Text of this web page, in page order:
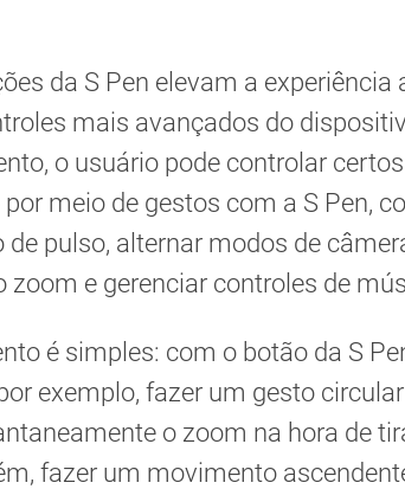
da S Pen elevam a experiência
mais avançados do
o usuário pode controlar
meio de gestos com a S Pen,
pulso, alternar modos de
zoom e gerenciar controles de
é simples: com o botão da S
exemplo, fazer um gesto
o zoom na hora de
fazer um movimento